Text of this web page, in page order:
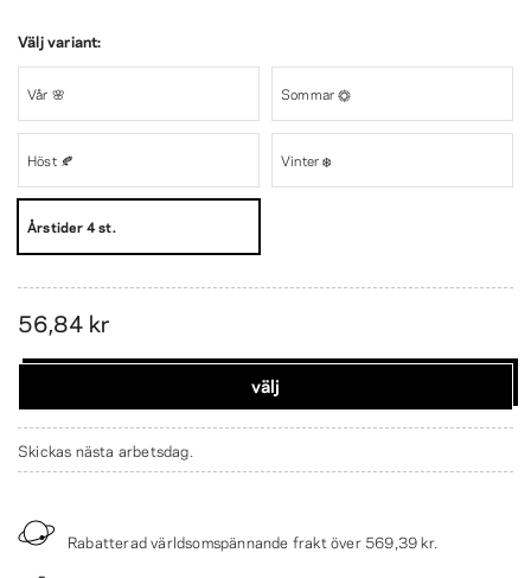
Välj variant:
Vår 🌸 Sommar ☀️
Höst 🍂 Vinter ❄️
Årstider 4 st.
56,84 kr
välj
Skickas nästa arbetsdag.
Rabatterad världsomspännande frakt över 569,39 kr.